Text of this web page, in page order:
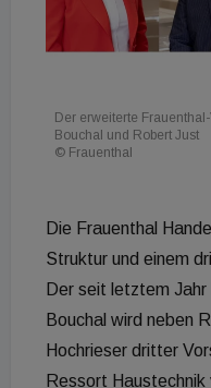
Der erweiterte
Bouchal und Robert Just
© Frauenthal
Die Frauenthal
Struktur und einem
Der seit letztem
Bouchal wird neben
Hochrieser dritter
Ressort